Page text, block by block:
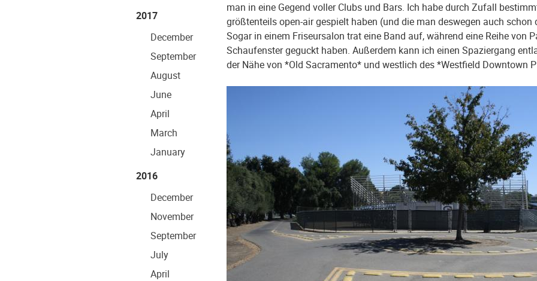
2017
December
September
August
June
April
March
January
2016
December
November
September
July
April
man in eine Gegend voller Clubs und Bars. Ich habe durch Zufall
größtenteils open-air gespielt haben (und die man deswegen auch schon
Sogar in einem Friseursalon trat eine Band auf, während eine Reihe von
Schaufenster geguckt haben. Außerdem kann ich einen Spaziergang
der Nähe von *Old Sacramento* und westlich des *Westfield Downtown